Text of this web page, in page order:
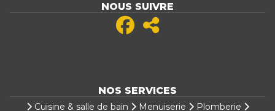
NOUS SUIVRE
NOS SERVICES
Cuisine & salle de bain Menuiserie Plomberie